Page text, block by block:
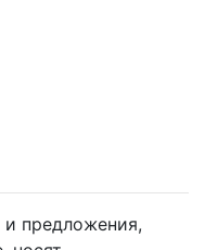
предложения,